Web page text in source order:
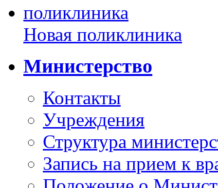
Новая поликлиника
Министерство
Контакты
Учреждения
Структура
Запись на прием к